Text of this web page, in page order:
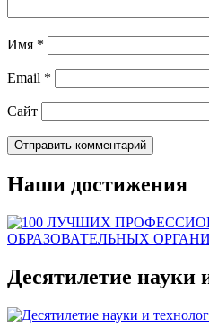
Имя *
Email *
Сайт
Наши достижения
Десятилетие науки